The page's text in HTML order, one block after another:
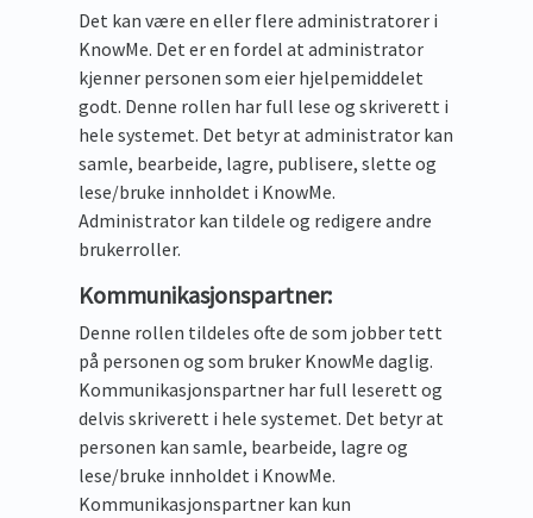
Det kan være en eller flere administratorer i
KnowMe. Det er en fordel at administrator
kjenner personen som eier hjelpemiddelet
godt. Denne rollen har full lese og skriverett i
hele systemet. Det betyr at administrator kan
samle, bearbeide, lagre, publisere, slette og
lese/bruke innholdet i KnowMe.
Administrator kan tildele og redigere andre
brukerroller.
Kommunikasjonspartner:
Denne rollen tildeles ofte de som jobber tett
på personen og som bruker KnowMe daglig.
Kommunikasjonspartner har full leserett og
delvis skriverett i hele systemet. Det betyr at
personen kan samle, bearbeide, lagre og
lese/bruke innholdet i KnowMe.
Kommunikasjonspartner kan kun